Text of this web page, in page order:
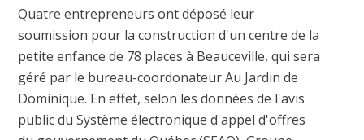
Quatre entrepreneurs ont déposé leur
soumission pour la construction d'un centre de la
petite enfance de 78 places à Beauceville, qui sera
géré par le bureau-coordonateur Au Jardin de
Dominique. En effet, selon les données de l'avis
public du Système électronique d'appel d'offres